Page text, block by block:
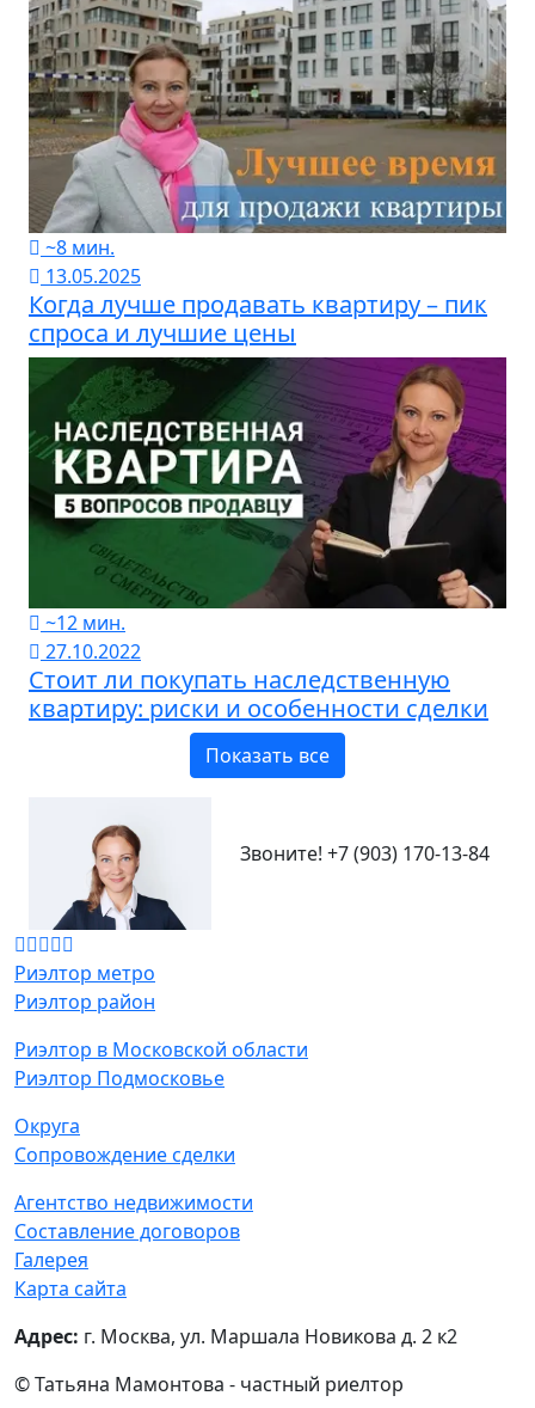
~8 мин.
13.05.2025
Когда лучше продавать квартиру – пик
спроса и лучшие цены
~12 мин.
27.10.2022
Стоит ли покупать наследственную
квартиру: риски и особенности сделки
Показать все
Звоните! +7 (903) 170-13-84
Риэлтор метро
Риэлтор район
Риэлтор в Московской области
Риэлтор Подмосковье
Округа
Сопровождение сделки
Агентство недвижимости
Составление договоров
Галерея
Карта сайта
Адрес: г. Москва, ул. Маршала Новикова д. 2 к2
© Татьяна Мамонтова - частный риелтор